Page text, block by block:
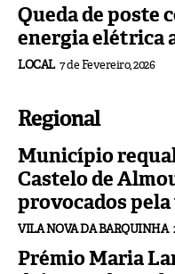
Queda de poste
energia elétrica
LOCAL 7 de Fevereiro, 2026
Regional
Município
Castelo de
provocados
VILA NOVA DA BARQUINHA
Prémio Maria